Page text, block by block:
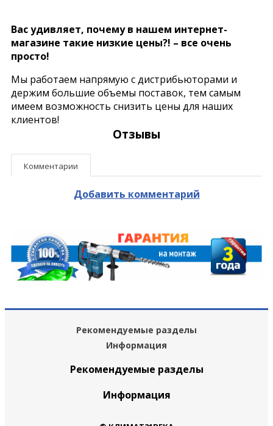
Вас удивляет, почему в нашем интернет-
магазине такие низкие цены?! – все очень
просто!
Мы работаем напрямую с дистрибьюторами и
держим большие объемы поставок, тем самым
имеем возможность снизить цены для наших
клиентов!
Отзывы
Комментарии
Добавить комментарий
Рекомендуемые разделы
Информация
Рекомендуемые разделы
Информация